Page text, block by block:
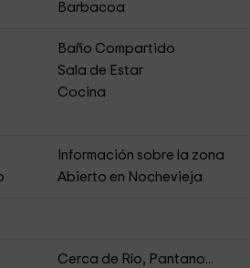
Barbacoa
Baño Compartido
Sala de Estar
Cocina
Información sobre la zona
Abierto en Nochevieja
Cerca de Río, Pantano...